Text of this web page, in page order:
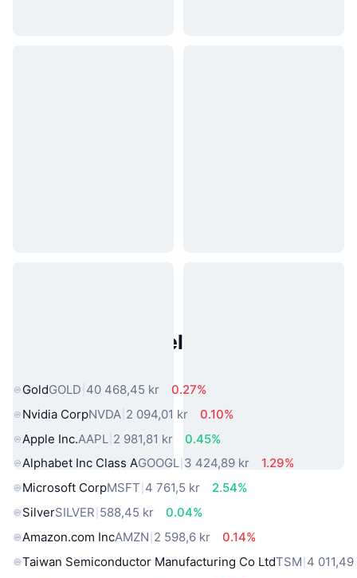
Populære eiendeler fra den
GoldGOLD 40 468,45 kr
0.27%
Nvidia CorpNVDA 2 094,01 kr
0.10%
Apple Inc.AAPL 2 981,81 kr
0.45%
Alphabet Inc Class AGOOGL 3 424,89 kr
1.29%
Microsoft CorpMSFT 4 761,5 kr
2.54%
SilverSILVER 588,45 kr
0.04%
Amazon.com IncAMZN 2 598,6 kr
0.14%
Taiwan Semiconductor Manufacturing Co LtdTSM 4